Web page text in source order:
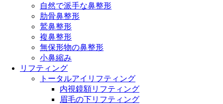
自然で派手な鼻整形
肋骨鼻整形
鷲鼻整形
複鼻整形
無保形物の鼻整形
小鼻縮み
リフティング
トータルアイリフティング
内視鏡額リフティング
眉毛の下リフティング